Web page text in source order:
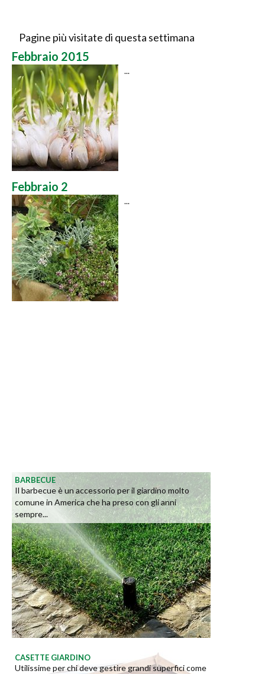
Pagine più visitate di questa settimana
Febbraio 2015
...
Febbraio 2
...
BARBECUE
Il barbecue è un accessorio per il giardino molto
comune in America che ha preso con gli anni
sempre...
CASETTE GIARDINO
Utilissime per chi deve gestire grandi superfici come